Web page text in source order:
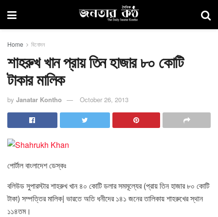
Home বিনোদন
শাহরুখ খান প্রায় তিন হাজার ৮০ কোটি
টাকার মালিক
by Janatar Kontho October 26, 2013
পোর্টাল বাংলাদেশ ডেস্কঃ
বলিউড সুপারস্টার শাহরুখ খান ৪০ কোটি ডলার সমমূল্যের (প্রায় তিন হাজার ৮০ কোটি
টাকা) সম্পত্তির মালিক| ভারতে অতি ধনীদের ১৪১ জনের তালিকায় শাহরুখের স্থান
১১৪তম।